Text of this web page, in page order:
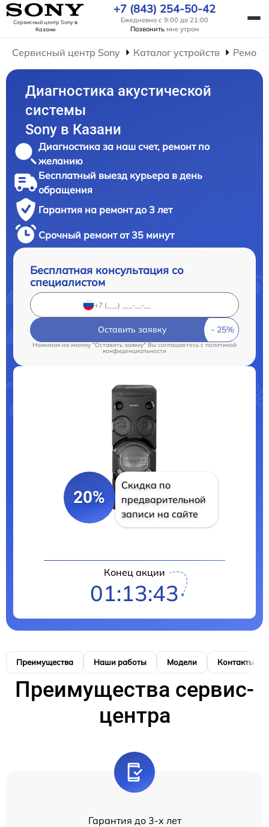
Сервисный центр Sonyв
Казани
+7 (843) 254-50-42
Ежедневно с 9:00 до 21:00
Позвонить мне утром
Сервисный центр Sony Каталог устройств Ремонт
Диагностика акустической
системы
Sony в Казани
Диагностика за наш счет, ремонт по
желанию
Бесплатный выезд курьера в день
обращения
Гарантия на ремонт до 3 лет
Срочный ремонт от 35 минут
Бесплатная консультация со
специалистом
Оставить заявку
Нажимая на кнопку "Оставить заявку" Вы соглашаетесь cполитикой
конфиденциальности
20%
Скидка по
предварительной
записи на сайте
Конец акции
01:13:43
Преимущества Наши работы Модели Контакты
Преимущества сервис-
центра
Гарантия до 3-х лет